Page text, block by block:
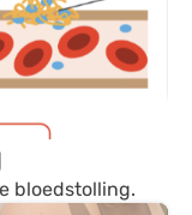
bloedstolling.